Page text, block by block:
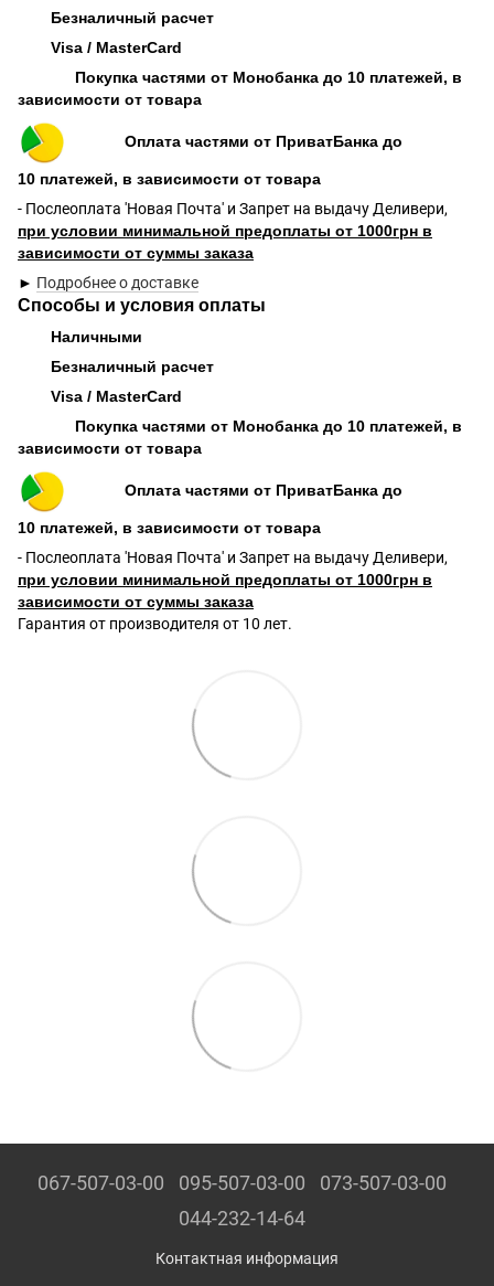
Безналичный расчет
Visa / MasterCard
Покупка частями от Монобанка до 10 платежей, в
зависимости от товара
Оплата частями от ПриватБанка до
10 платежей, в зависимости от товара
- Послеоплата 'Новая Почта' и Запрет на выдачу Деливери,
при условии минимальной предоплаты от 1000грн в
зависимости от суммы заказа
► Подробнее о доставке
Способы и условия оплаты
Наличными
Безналичный расчет
Visa / MasterCard
Покупка частями от Монобанка до 10 платежей, в
зависимости от товара
Оплата частями от ПриватБанка до
10 платежей, в зависимости от товара
- Послеоплата 'Новая Почта' и Запрет на выдачу Деливери,
при условии минимальной предоплаты от 1000грн в
зависимости от суммы заказа
Гарантия от производителя от 10 лет.
067-507-03-00 095-507-03-00
073-507-03-00
044-232-14-64
Контактная информация